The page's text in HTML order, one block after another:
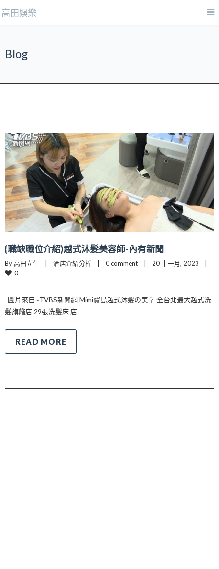
Blog
{職缺職位介紹}越式沐髮美容師-內有新聞
By 高田立生    | 酒店介紹分析
    |
0 comment
0
圖片來自~TVBS新聞網 Mimi寶島越式沐髮の美学 全台北最大越式洗
髮旗艦店 29張洗髮床 店
READ MORE
高田娛樂